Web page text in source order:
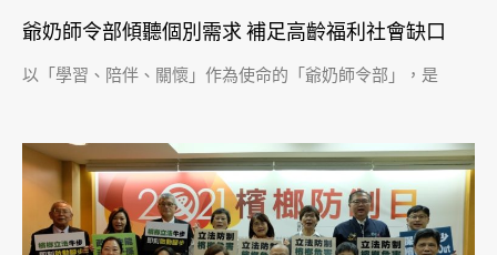
爺奶師令部傾聽個別需求 補足高齡福利社會缺口
以「學習、陪伴、關懷」作為使命的「爺奶師令部」，是